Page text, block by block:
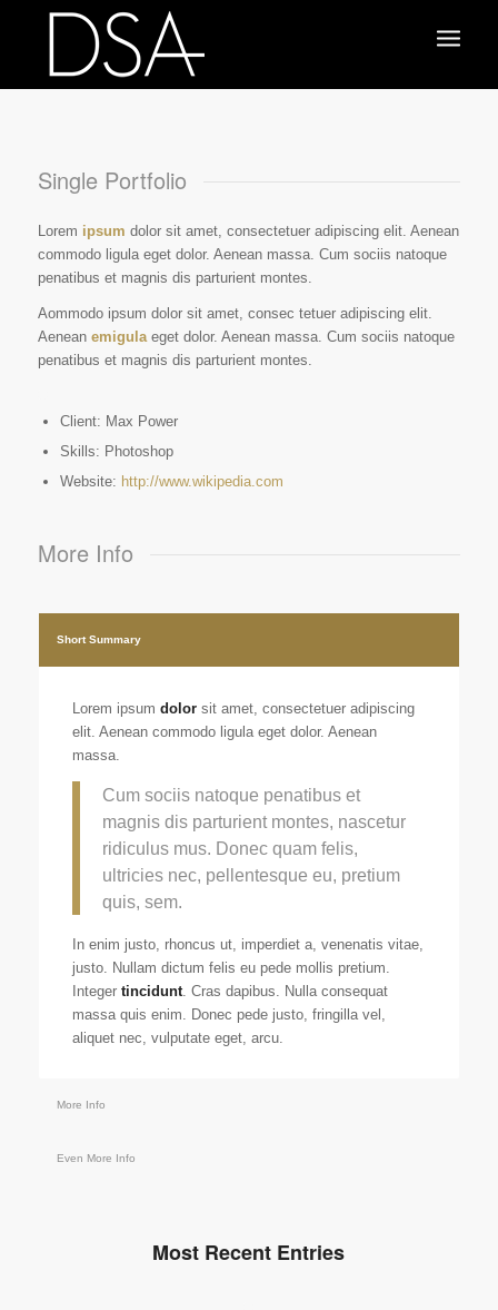
Single Portfolio
Lorem ipsum dolor sit amet, consectetuer adipiscing elit. Aenean
commodo ligula eget dolor. Aenean massa. Cum sociis natoque
penatibus et magnis dis parturient montes.
Aommodo ipsum dolor sit amet, consec tetuer adipiscing elit.
Aenean emigulaeget dolor. Aenean massa. Cum sociis natoque
penatibus et magnis dis parturient montes.
Client: Max Power
Skills: Photoshop
Website: http://www.wikipedia.com
More Info
Short Summary
Lorem ipsum dolorsit amet, consectetuer adipiscing
elit. Aenean commodo ligula eget dolor. Aenean
massa.
Cum sociis natoque penatibus et
magnis dis parturient montes, nascetur
ridiculus mus. Donec quam felis,
ultricies nec, pellentesque eu, pretium
quis, sem.
In enim justo, rhoncus ut, imperdiet a, venenatis vitae,
justo. Nullam dictum felis eu pede mollis pretium.
Integer tincidunt. Cras dapibus. Nulla consequat
massa quis enim. Donec pede justo, fringilla vel,
aliquet nec, vulputate eget, arcu.
More Info
Even More Info
Most Recent Entries